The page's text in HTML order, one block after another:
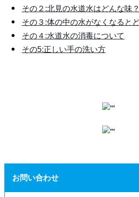
その２:北見の水道水はどんな味？
その３:体の中の水がなくなると
その４:水道水の消毒について
その5:正しい手の洗い方
お問い合わせ